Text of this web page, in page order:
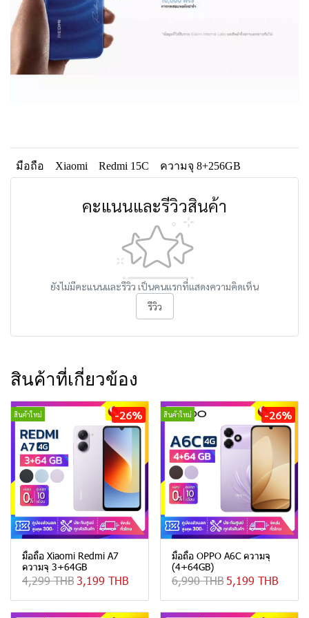
มือถือ Xiaomi Redmi 15C ความจุ 8+256GB
คะแนนและรีวิวสินค้า
ยังไม่มีคะแนนและรีวิว เป็นคนแรกที่แสดงความคิดเห็น
รีวิว
สินค้าที่เกี่ยวข้อง
สินค้าใหม่ -26%
มือถือ Xiaomi Redmi A7
ความจุ 3+64GB
4,299 THB3,199 THB
สินค้าใหม่ -26%
มือถือ OPPO A6C ความจุ
(4+64GB)
6,990 THB 5,199 THB